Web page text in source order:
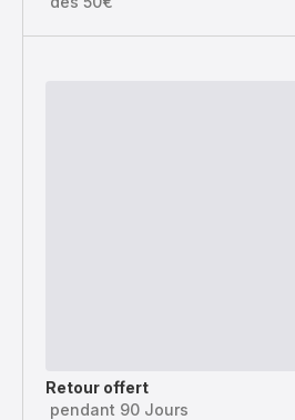
Retour offert
pendant 90 Jours